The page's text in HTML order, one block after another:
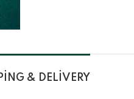
& DELIVERY